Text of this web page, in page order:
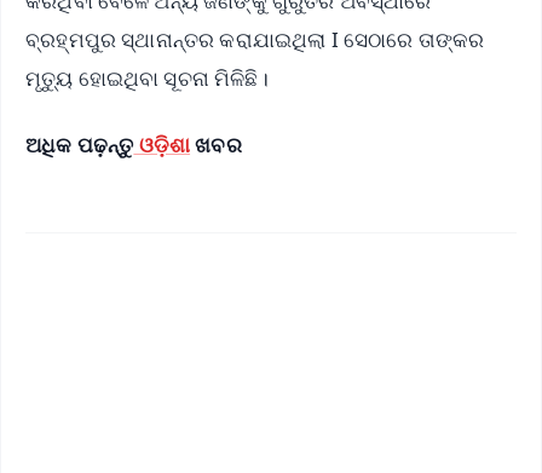
ବ୍ରହ୍ମପୁର ସ୍ଥାନାନ୍ତର କରାଯାଇଥିଲା I ସେଠାରେ ତାଙ୍କର
ମୃତ୍ୟୁ ହୋଇଥିବା ସୂଚନା ମିଳିଛି।
ଅଧିକ ପଢ଼ନ୍ତୁ ଓଡ଼ିଶାଖବର